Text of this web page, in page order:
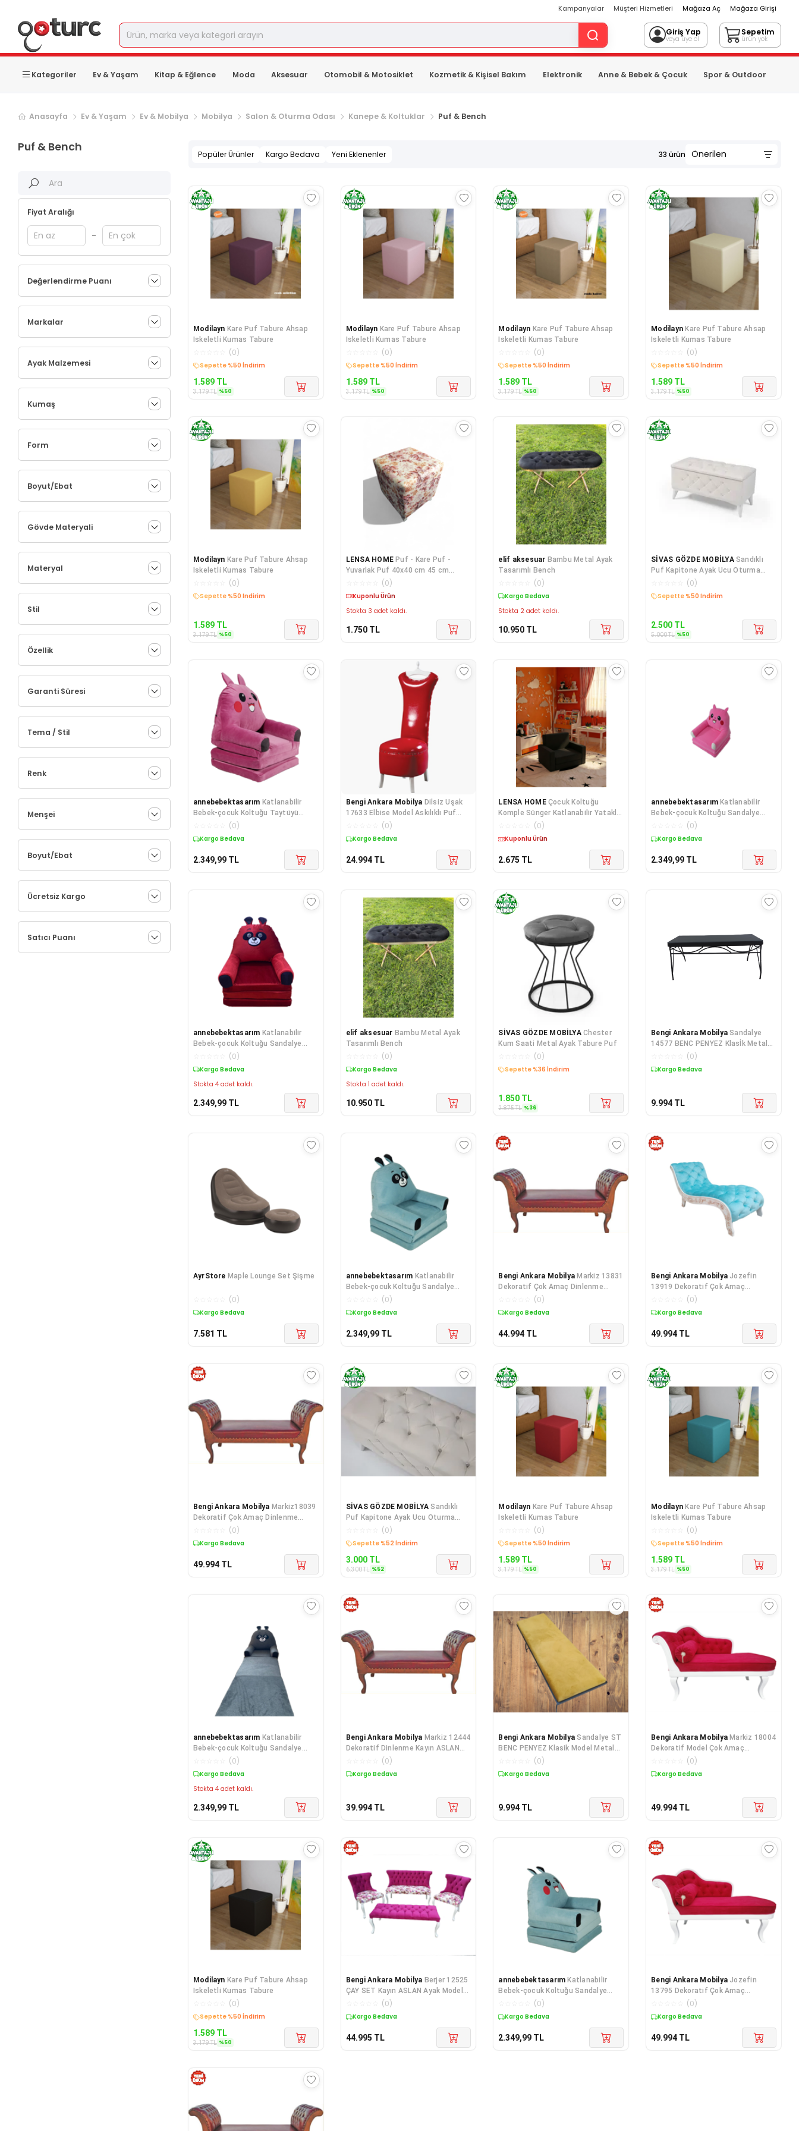
Kampanyalar Müşteri Hizmetleri Mağaza Aç Mağaza Girişi
Giriş Yap
veya üye ol
Sepetim
ürün yok
Kategoriler Ev & Yaşam Kitap & Eğlence Moda Aksesuar Otomobil & Motosiklet Kozmetik & Kişisel Bakım Elektronik Anne & Bebek & Çocuk Spor & Outdoor
Anasayfa Ev & Yaşam Ev & Mobilya Mobilya Salon & Oturma Odası Kanepe & Koltuklar Puf & Bench
Puf & Bench
Fiyat Aralığı
-
Değerlendirme Puanı
Markalar
Ayak Malzemesi
Kumaş
Form
Boyut/Ebat
Gövde Materyali
Materyal
Stil
Özellik
Garanti Süresi
Tema / Stil
Renk
Menşei
Boyut/Ebat
Ücretsiz Kargo
Satıcı Puanı
Popüler Ürünler Kargo Bedava Yeni Eklenenler 33 ürün
Modilayn Kare Puf Tabure Ahsap
Iskeletli Kumas Tabure
(0)
Sepette %50 İndirim
1.589 TL
3.179TL %50
Modilayn Kare Puf Tabure Ahsap
Iskeletli Kumas Tabure
(0)
Sepette %50 İndirim
1.589 TL
3.179TL %50
Modilayn Kare Puf Tabure Ahsap
Iskeletli Kumas Tabure
(0)
Sepette %50 İndirim
1.589 TL
3.179TL %50
Modilayn Kare Puf Tabure Ahsap
Iskeletli Kumas Tabure
(0)
Sepette %50 İndirim
1.589 TL
3.179TL %50
Modilayn Kare Puf Tabure Ahsap
Iskeletli Kumas Tabure
(0)
Sepette %50 İndirim
1.589 TL
3.179TL %50
LENSA HOME Puf - Kare Puf -
Yuvarlak Puf 40x40 cm 45 cm
(0)
Kuponlu Ürün
Stokta 3 adet kaldı.
1.750 TL
elif aksesuar Bambu Metal Ayak
Tasarımlı Bench
(0)
Kargo Bedava
Stokta 2 adet kaldı.
10.950 TL
SİVAS GÖZDE MOBİLYA Sandıklı
Puf Kapitone Ayak Ucu Oturma
Markiz 90cm
(0)
Sepette %50 İndirim
2.500 TL
5.000TL %50
annebebektasarım Katlanabilir
Bebek-çocuk Koltuğu Taytüyü
Portatif Yatak Puf Pembe-gri-sarı
(0)
Kargo Bedava
2.349,99 TL
Bengi Ankara Mobilya Dilsiz Uşak
17633 Elbise Model Askılıklı Puf
Kırmızı Rugan Suni D
(0)
Kargo Bedava
24.994 TL
LENSA HOME Çocuk Koltuğu
Komple Sünger Katlanabilir Yataklı
Minder Yatak (0-4 YAŞ) SOHO SİYAH
(0)
Kuponlu Ürün
2.675 TL
annebebektasarım Katlanabilir
Bebek-çocuk Koltuğu Sandalye
Portatif Yatak Pikachu/pembe
(0)
Kargo Bedava
2.349,99 TL
annebebektasarım Katlanabilir
Bebek-çocuk Koltuğu Sandalye
Portatif Yatak Puf
(0)
Kargo Bedava
Stokta 4 adet kaldı.
2.349,99 TL
elif aksesuar Bambu Metal Ayak
Tasarımlı Bench
(0)
Kargo Bedava
Stokta 1 adet kaldı.
10.950 TL
SİVAS GÖZDE MOBİLYA Chester
Kum Saati Metal Ayak Tabure Puf
(0)
Sepette %36 İndirim
1.850 TL
2.875TL %36
Bengi Ankara Mobilya Sandalye
14577 BENC PENYEZ Klasİk Metal
Siyh fırın Boya Suni Deri
(0)
Kargo Bedava
9.994 TL
AyrStore Maple Lounge Set Şişme
(0)
Kargo Bedava
7.581 TL
annebebektasarım Katlanabilir
Bebek-çocuk Koltuğu Sandalye
Portatif Yatak Puf Taytüyü
Turkuaz Panda
(0)
Kargo Bedava
2.349,99 TL
Bengi Ankara Mobilya Markiz 13831
Dekoratif Çok Amaç Dinlenme
Model Kayın ASLAN ayak S
(0)
Kargo Bedava
44.994 TL
Bengi Ankara Mobilya Jozefin
13919 Dekoratif Çok Amaç
Dinlenme Model Kayın ASLAN ayak
(0)
Kargo Bedava
49.994 TL
Bengi Ankara Mobilya Markiz18039
Dekoratif Çok Amaç Dinlenme
Koltuk Model Kayın ASLAN
(0)
Kargo Bedava
49.994 TL
SİVAS GÖZDE MOBİLYA Sandıklı
Puf Kapitone Ayak Ucu Oturma
Markiz 110cm
(0)
Sepette %52 İndirim
3.000 TL
6.300TL %52
Modilayn Kare Puf Tabure Ahsap
Iskeletli Kumas Tabure
(0)
Sepette %50 İndirim
1.589 TL
3.179TL %50
Modilayn Kare Puf Tabure Ahsap
Iskeletli Kumas Tabure
(0)
Sepette %50 İndirim
1.589 TL
3.179TL %50
annebebektasarım Katlanabilir
Bebek-çocuk Koltuğu Sandalye
Portatif Yatak Puf Hardal Panda
(0)
Kargo Bedava
Stokta 4 adet kaldı.
2.349,99 TL
Bengi Ankara Mobilya Markiz 12444
Dekoratif Dinlenme Kayın ASLAN
ayak Sunideri Kapiton döşem El
(0)
Kargo Bedava
39.994 TL
Bengi Ankara Mobilya Sandalye ST
BENC PENYEZ Klasik Model Metal
Siyah fırın Siyah Boya
(0)
Kargo Bedava
9.994 TL
Bengi Ankara Mobilya Markiz 18004
Dekoratif Model Çok Amaç
Dinlenme Kayın ASLAN ayak K
(0)
Kargo Bedava
49.994 TL
Modilayn Kare Puf Tabure Ahsap
Iskeletli Kumas Tabure
(0)
Sepette %50 İndirim
1.589 TL
3.179TL %50
Bengi Ankara Mobilya Berjer 12525
ÇAY SET Kayın ASLAN Ayak Model
Parlak Beyaz Kapitone Babayface
(0)
Kargo Bedava
44.995 TL
annebebektasarım Katlanabilir
Bebek-çocuk Koltuğu Sandalye
Portatif Yatak Puf Taytüyü
(0)
Kargo Bedava
2.349,99 TL
Bengi Ankara Mobilya Jozefin
13795 Dekoratif Çok Amaç
Dinlenme Model Kayın ASLAN ayak
(0)
Kargo Bedava
49.994 TL